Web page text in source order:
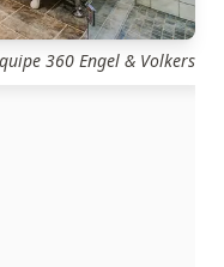
360 Engel & Volkers